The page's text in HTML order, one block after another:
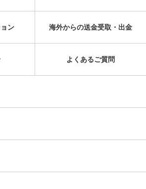
ン 海外からの送金受取・出金
よくあるご質問